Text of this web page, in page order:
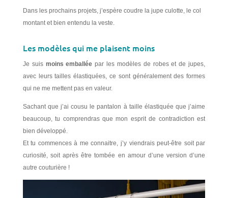
Dans les prochains projets, j’espère coudre la jupe culotte, le col
montant et bien entendu la veste.
Les modèles qui me plaisent moins
Je suis moins emballée par les modèles de robes et de jupes,
avec leurs tailles élastiquées, ce sont généralement des formes
qui ne me mettent pas en valeur.
Sachant que j’ai cousu le pantalon à taille élastiquée que j’aime
beaucoup, tu comprendras que mon esprit de contradiction est
bien développé.
Et tu commences à me connaitre, j’y viendrais peut-être soit par
curiosité, soit après être tombée en amour d’une version d’une
autre couturière !